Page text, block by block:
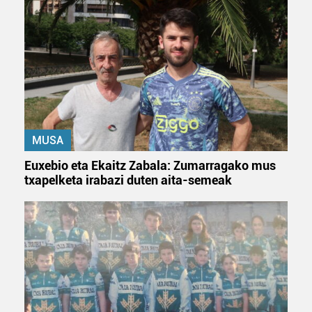
fitxategiak erabiltzen ditu. Zure esperientzia eta
zerbitzuak hobetzeko asmoz, cookie teknologiaz
baliatzen gara. Ohar hau onartuz gero, teknologia hori
erabiltzeko baimen esplizitua ematen diguzu.Gehiago
irakurri
MUSA
Euxebio eta Ekaitz Zabala: Zumarragako mus
txapelketa irabazi duten aita-semeak